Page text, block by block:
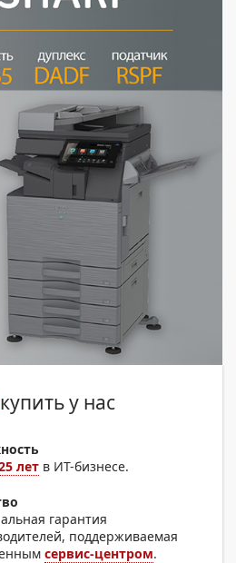
купить у нас
лет в ИТ-бизнесе.
гарантия
поддерживаемая
сервис-центром.